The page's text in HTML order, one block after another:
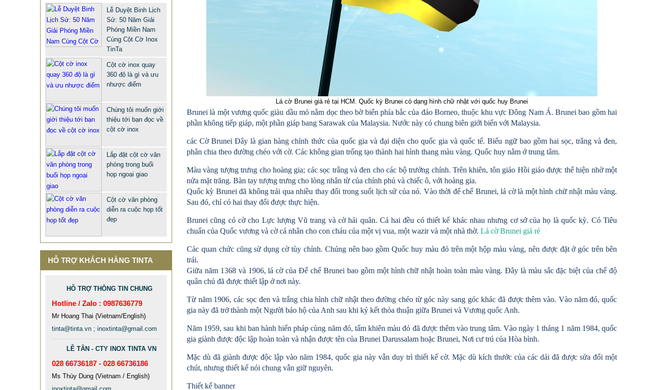
Lá cờ Brunei giá rẻ tại HCM. Quốc kỳ Brunei có dạng hình chữ nhật với quốc huy Brunei
Brunei là một vương quốc giàu dầu mỏ nằm dọc theo bờ biển phía bắc của đảo Borneo, thuộc khu vực Đông Nam Á. Brunei bao gồm hai
phần không tiếp giáp, một phần giáp bang Sarawak của Malaysia. Nước này có chung biên giới biển với Malaysia.
các Cờ Brunei Đây là gian hàng chính thức của quốc gia và đại diện cho quốc gia và quốc tế. Biểu ngữ bao gồm hai sọc, trắng và đen,
phân chia theo đường chéo với cờ. Các không gian trống tạo thành hai hình thang màu vàng. Quốc huy nằm ở trung tâm.
Màu vàng tượng trưng cho hoàng gia; các sọc trắng và đen cho các bộ trưởng chính. Trên khiên, tôn giáo Hồi giáo được thể hiện nhờ một
nửa mặt trăng. Bàn tay tượng trưng cho lòng nhân từ của chính phủ và chiếc ô, với hoàng gia.
Quốc kỳ Brunei đã không trải qua nhiều thay đổi trong suốt lịch sử của nó. Vào thời đế chế Brunei, lá cờ là một hình chữ nhật màu vàng.
Sau đó, chỉ có hai thay đổi được thực hiện.
Brunei cũng có cờ cho Lực lượng Vũ trang và cờ hải quân. Cả hai đều có thiết kế khác nhau nhưng cơ sở của họ là quốc kỳ. Có Tiêu
chuẩn của Quốc vương và cờ cá nhân cho con cháu của một vị vua, một wazir và một nhà thờ. Lá cờ Brunei giá rẻ
Các quan chức cũng sử dụng cờ tùy chỉnh. Chúng nên bao gồm Quốc huy màu đỏ trên một hộp màu vàng, nên được đặt ở góc trên bên
trái.
Giữa năm 1368 và 1906, lá cờ của Đế chế Brunei bao gồm một hình chữ nhật hoàn toàn màu vàng. Đây là màu sắc đặc biệt của chế độ
quân chủ đã được thiết lập ở nơi này.
Từ năm 1906, các sọc đen và trắng chia hình chữ nhật theo đường chéo từ góc này sang góc khác đã được thêm vào. Vào năm đó, quốc
gia này đã trở thành một Người bảo hộ của Anh sau khi ký kết thỏa thuận giữa Brunei và Vương quốc Anh.
Năm 1959, sau khi ban hành hiến pháp cùng năm đó, tấm khiên màu đỏ đã được thêm vào trung tâm. Vào ngày 1 tháng 1 năm 1984, quốc
gia giành được độc lập hoàn toàn và nhận được tên của Brunei Darussalam hoặc Brunei, Nơi cư trú của Hòa bình.
Mặc dù đã giành được độc lập vào năm 1984, quốc gia này vẫn duy trì thiết kế cờ. Mặc dù kích thước của các dải đã được sửa đổi một
chút, nhưng thiết kế nói chung vẫn giữ nguyên.
Thiết kế banner
ĐỘC LẠ, SANG TRỌNG - CỜ ĐỂ
BÀN & HỘP BÚT CAO CẤP
2.968.680 VNĐ 2.986.860 VNĐ
Mẫu: QUA TANG Y NGHIA CHO SEP
Lễ Duyệt Binh Lịch
Sử: 50 Năm Giải
Phóng Miền Nam
Cùng Cột Cờ Inox
TinTa
Cột cờ inox quay
360 độ là gì và ưu
nhược điểm
Chúng tôi muốn giới
thiệu tới bạn đọc về
cột cờ inox
Lắp đặt cột cờ văn
phòng trong buổi
họp ngoại giao
Cột cờ văn phòng
diễn ra cuộc họp tốt
đẹp
HỖ TRỢ KHÁCH HÀNG TINTA
HỖ TRỢ THÔNG TIN CHUNG
Hotline / Zalo : 0987636779
Mr Hoang Thai (Vietnam/English)
tinta@tinta.vn ; inoxtinta@gmail.com
LỄ TÂN - CTY INOX TINTA VN
028 66736187 - 028 66736186
Ms Thùy Dung (Vietnam / English)